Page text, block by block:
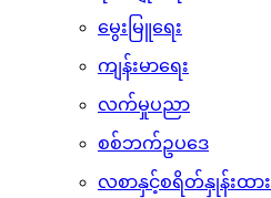
မွေးမြူရေး
ကျန်းမာရေး
လက်မှုပညာ
စစ်ဘက်ဥပဒေ
လစာနှင့်စရိတ်နှုန်းထား